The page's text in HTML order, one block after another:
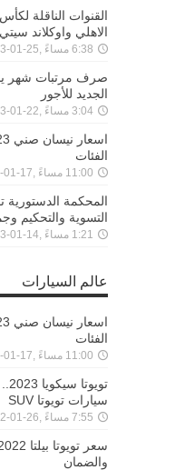
القنوات الناقلة
الاهلي واوكلاند سيتي
6:38 مساءً ,25-01-2023
الجديد للأجور
3:04 مساءً ,22-01-2023
الفئات
11:00 مساءً ,17-01-2023
المحكمة
التسوية والتحكيم
1:21 مساءً ,14-01-2023
عالم السيارات
الفئات
11:00 مساءً ,17-01-2023
سيارات تويوتا SUV
7:55 مساءً ,26-01-2022
والضمان